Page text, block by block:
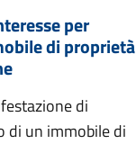
per
di proprietà
di
di un immobile di